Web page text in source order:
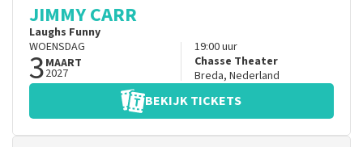
JIMMY CARR
Laughs Funny
WOENSDAG
3MAART
2027
19:00uur
Chasse Theater
Breda, Nederland
BEKIJK TICKETS